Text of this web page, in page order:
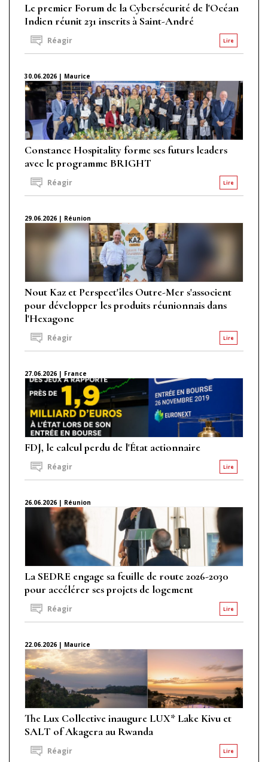
Le premier Forum de la Cybersécurité de l'Océan
Indien réunit 231 inscrits à Saint-André
Lire
Réagir
30.06.2026 | Maurice
Constance Hospitality forme ses futurs leaders
avec le programme BRIGHT
Lire
Réagir
29.06.2026 | Réunion
Nout Kaz et Perspect'îles Outre-Mer s'associent
pour développer les produits réunionnais dans
l'Hexagone
Lire
Réagir
27.06.2026 | France
FDJ, le calcul perdu de l'État actionnaire
Lire
Réagir
26.06.2026 | Réunion
La SEDRE engage sa feuille de route 2026-2030
pour accélérer ses projets de logement
Lire
Réagir
22.06.2026 | Maurice
The Lux Collective inaugure LUX* Lake Kivu et
SALT of Akagera au Rwanda
Lire
Réagir